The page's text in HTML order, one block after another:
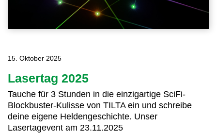
15. Oktober 2025
Lasertag 2025
Tauche für 3 Stunden in die einzigartige SciFi-
Blockbuster-Kulisse von TILTA ein und schreibe
deine eigene Heldengeschichte. Unser
Lasertagevent am 23.11.2025